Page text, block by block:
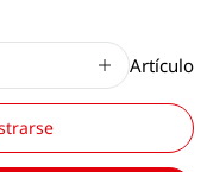
Artículo